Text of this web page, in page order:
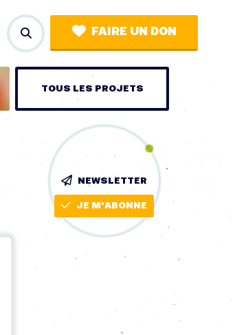
FAIRE UN DON
TOUS LES PROJETS
NEWSLETTER
JE M'ABONNE